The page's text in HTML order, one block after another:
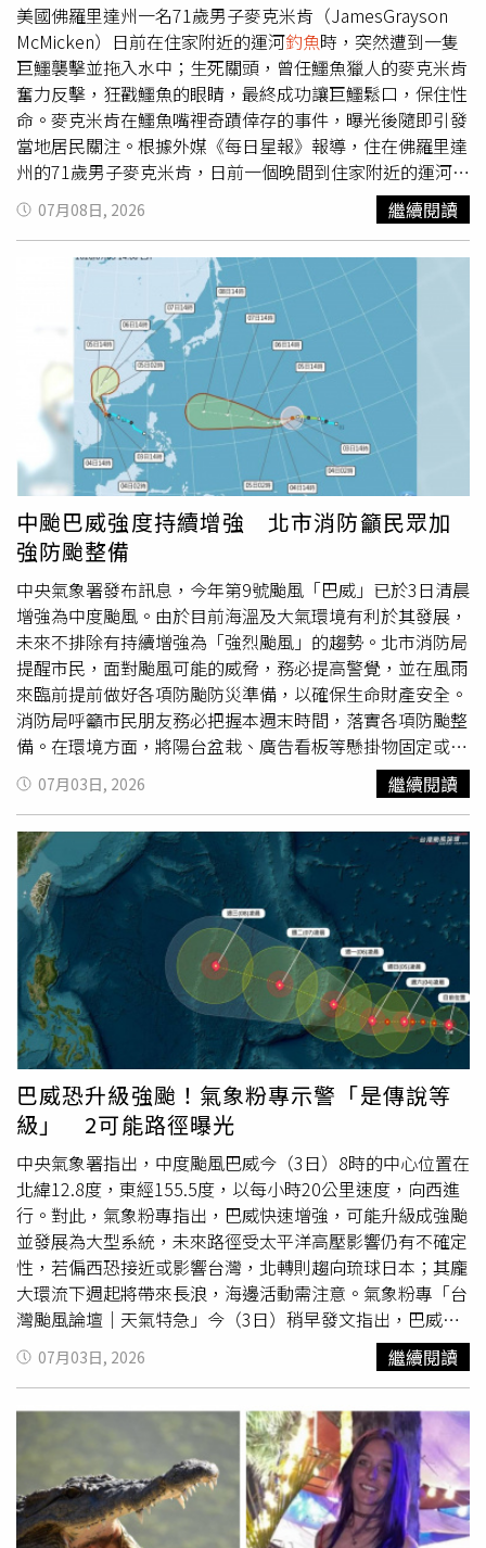
美國佛羅里達州一名71歲男子麥克米肯（JamesGrayson
McMicken）日前在住家附近的運河釣魚時，突然遭到一隻
巨鱷襲擊並拖入水中；生死關頭，曾任鱷魚獵人的麥克米肯
奮力反擊，狂戳鱷魚的眼睛，最終成功讓巨鱷鬆口，保住性
命。麥克米肯在鱷魚嘴裡奇蹟倖存的事件，曝光後隨即引發
當地居民關注。根據外媒《每日星報》報導，住在佛羅里達
州的71歲男子麥克米肯，日前一個晚間到住家附近的運河釣
魚 ，但突然有一隻巨鱷從河裡爬出並朝他攻擊，瞬間把他拖
入水中。麥克米肯表示，當時情況萬分危急，他想起曾聽聞
「攻擊眼睛是唯一生路」的說法，於是毫不猶豫地將大拇指
狠狠插進鱷魚的一隻眼睛，並順手抓起手邊的釣竿，瘋狂戳
刺鱷魚的另一隻眼。經過激烈拉扯，巨鱷疑似因劇痛終於鬆
開緊咬的嘴並游離現場，麥克米肯脫困後，體力耗盡的他靠
著愛犬的幫助下，艱難爬回家中，隨即陷入昏迷，被家人發
現後緊急送醫救治。經醫院診斷，麥克米肯全身多處遭嚴重
咬傷，甚至有傷口深可見骨，醫護人員動用了大量縫線與外
科釘合針才完成手術；醫療團隊對於他能從鱷魚口中死裡逃
生，均感到不可思議。事後麥克米肯幽默表示，自己絕不輕
言放棄，更不會被鱷魚嚇跑。目前麥克米肯已出院返家休
養，並開始接受物理治療以恢復身體機能，他期盼能盡快重
拾釣魚樂趣，但也坦言未來夜間靠近水邊會更加警惕。佛羅
里達州魚類和野生動物保護委員會（FWC）表示，當局目前
正全力實施誘捕計畫，務求盡快捕獲這隻傷人的危險鱷魚。
據統計，該州境內約有130萬隻鱷魚，雖然鱷魚主動襲擊人
類的致死率相對較低，但專家仍呼籲民眾在晨昏或夜間等鱷
魚活躍時段靠近水域時，務必保持安全距離，以防類似的潛
在衝突再度發生。
07月08日, 2026 繼續閱讀
中颱巴威強度持續增強 北市消防籲民眾加
強防颱整備
中央氣象署發布訊息，今年第9號颱風「巴威」已於3日清晨
增強為中度颱風。由於目前海溫及大氣環境有利於其發展，
未來不排除有持續增強為「強烈颱風」的趨勢。北市消防局
提醒市民，面對颱風可能的威脅，務必提高警覺，並在風雨
來臨前提前做好各項防颱防災準備，以確保生命財產安全。
消防局呼籲市民朋友務必把握本週末時間，落實各項防颱整
備。在環境方面，將陽台盆栽、廣告看板等懸掛物固定或收
妥，同時清理住家陽台、頂樓排水孔及周邊排水溝，避免因
雜物阻塞而造成積淹水。若住家位於低窪地區，請提前準備
沙包，並測試居家防水閘門功能是否正常。在緊急避難包方
面，請備妥至少3天份的乾糧與飲用水，並檢查手電筒、行
動電源等照明通訊設備，以備停電時掌握即時災情。為了讓
市民能隨時掌握最即時的防災動態，市府提供了多管道的資
訊服務。民眾可隨時至「防災臺北」網站
（eoc.gov.taipei）查詢最新氣象、淹水潛勢及避難收容等
重要資訊，亦可透過智慧型手機下載安裝「臺北市行動防災
App」。此外，北市消防局建議市民加入「臺北市政府Line
官方帳號」，即時收到停班停課、水情動態、水閘門啟閉及
紅黃線開放停車等第一手推播訊息。消防局呼籲，在颱風接
近前後，請市民朋友盡量留在家中避免外出，切勿前往山區
觀光或沿海地區進行觀浪、釣魚等戶外活動，以免發生受困
等危險。
07月03日, 2026 繼續閱讀
巴威恐升級強颱！氣象粉專示警「是傳說等
級」 2可能路徑曝光
󠀠中央氣象署指出，中度颱風巴威今（3日）8時的中心位置在
北緯12.8度，東經155.5度，以每小時20公里速度，向西進
行。對此，氣象粉專指出，巴威快速增強，可能升級成強颱
並發展為大型系統，未來路徑受太平洋高壓影響仍有不確定
性，若偏西恐接近或影響台灣，北轉則趨向琉球日本；其龐
大環流下週起將帶來長浪，海邊活動需注意。氣象粉專「台
灣颱風論壇｜天氣特急」今（3日）稍早發文指出，巴威颱
風目前距離台灣約3900公里，已增強為中度颱風，且仍處
於快速增強階段，最快今晚就有機會達到強烈颱風等級。由
於環境條件相當有利，未來巔峰強度預估可達每秒60公尺以
上，暴風圈半徑預估可擴大至350公里左右，「將是一個強
度強、風場廣闊的大型颱風，對許多颱風迷而言，可說是傳
說等級！」󠀠至於是否影響台灣？粉專指出，目前各主流模式
對前期路徑已有高度共識，未來幾天將持續朝偏西或西北西
移動，「真正的分歧點仍是在下週四（9日）接近日本琉球
07月03日, 2026 繼續閱讀